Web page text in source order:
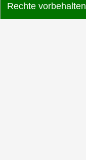
Rechte vorbehalten